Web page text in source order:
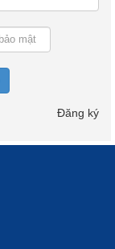
Đăng ký